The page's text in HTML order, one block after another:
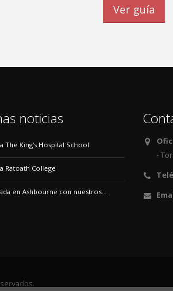
Ver guía
noticias
The King's Hospital School
Ratoath College
en Ashbourne con nuestros...
-